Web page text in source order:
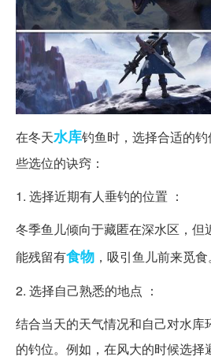
在冬天水库钓鱼时，选择合适的
些选位的诀窍：
1. 选择近期有人垂钓的位置 ：
冬季鱼儿倾向于藏匿在深水区，但
能残留有食物 ，吸引鱼儿前来觅食。
2. 选择自己熟悉的地点 ：
结合当天的天气情况和自己对水库
的钓位。例如，在风大的时候选择